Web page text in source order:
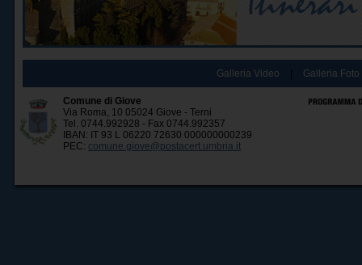
Galleria Video Galleria Foto
Comune di Giove
Via Roma, 10 05024 Giove - Terni
Tel. 0744.992928 - Fax 0744.992357
IBAN: IT 93 L 06220 72630 000000000239
PEC: comune.giove@postacert.umbria.it